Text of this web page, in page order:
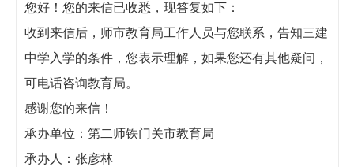
您好！您的来信已收悉，现答复如下：
收到来信后，师市教育局工作人员与您联系，告知三建
中学入学的条件，您表示理解，如果您还有其他疑问，
可电话咨询教育局。
感谢您的来信！
承办单位：第二师铁门关市教育局
承办人：张彦林